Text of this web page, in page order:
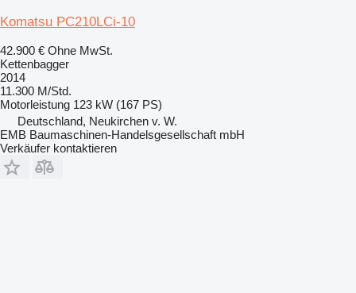
Komatsu PC210LCi-10
42.900 € Ohne MwSt.
Kettenbagger
2014
11.300 M/Std.
Motorleistung 123 kW (167 PS)
Deutschland, Neukirchen v. W.
EMB Baumaschinen-Handelsgesellschaft mbH
Verkäufer kontaktieren